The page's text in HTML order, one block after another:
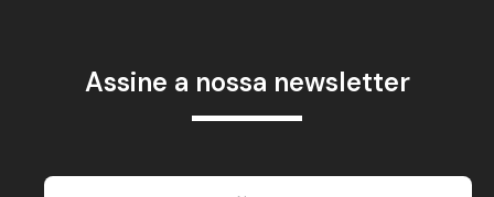
Assine a nossa newsletter